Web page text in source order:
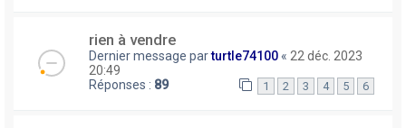
rien à vendre
Dernier message parturtle74100 « 22 déc. 2023
20:49
Réponses : 89 1 2 3 4 5 6